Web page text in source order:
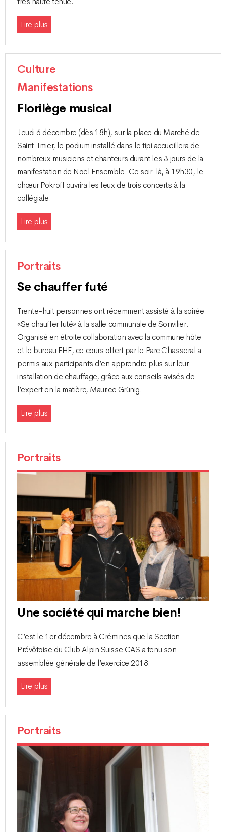
Lire plus
Culture
Manifestations
Florilège musical
Jeudi 6 décembre (dès 18h), sur la place du Marché de
Saint-Imier, le podium installé dans le tipi accueillera de
nombreux musiciens et chanteurs durant les 3 jours de la
manifestation de Noël Ensemble. Ce soir-là, à 19h30, le
chœur Pokroff ouvrira les feux de trois concerts à la
collégiale.
Lire plus
Portraits
Se chauffer futé
Trente-huit personnes ont récemment assisté à la soirée
«Se chauffer futé» à la salle communale de Sonvilier.
Organisé en étroite collaboration avec la commune hôte
et le bureau EHE, ce cours offert par le Parc Chasseral a
permis aux participants d’en apprendre plus sur leur
installation de chauffage, grâce aux conseils avisés de
l’expert en la matière, Maurice Grünig.
Lire plus
Portraits
Une société qui marche bien!
C’est le 1er décembre à Crémines que la Section
Prévôtoise du Club Alpin Suisse CAS a tenu son
assemblée générale de l’exercice 2018.
Lire plus
Portraits